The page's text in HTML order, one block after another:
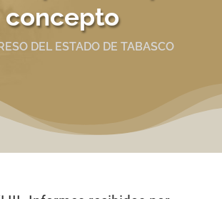
concepto
DEL ESTADO DE TABASCO